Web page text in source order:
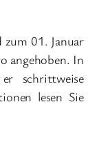
01. Januar
angehoben. In
schrittweise
lesen Sie